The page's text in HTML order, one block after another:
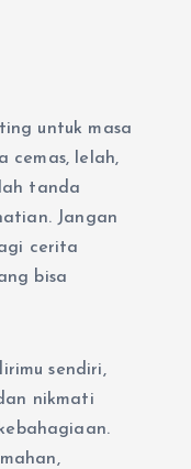
untuk masa
cemas, lelah,
tanda
Jangan
cerita
bisa
sendiri,
nikmati